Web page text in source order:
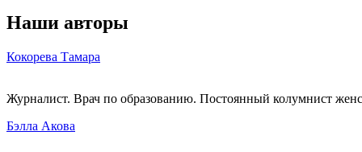
Наши авторы
Кокорева Тамара
Журналист. Врач по образованию. Постоянный колумнист
Бэлла Акова